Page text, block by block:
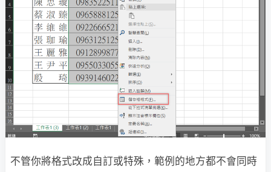
不管你將格式改成自訂或特殊，範例的地方都不會同時